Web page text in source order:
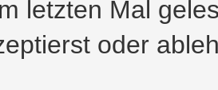
letzten Mal
oder